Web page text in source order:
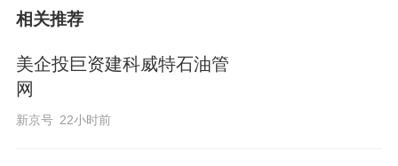
相关推荐
美企投巨资建科威特石油管
网
新京号 22小时前